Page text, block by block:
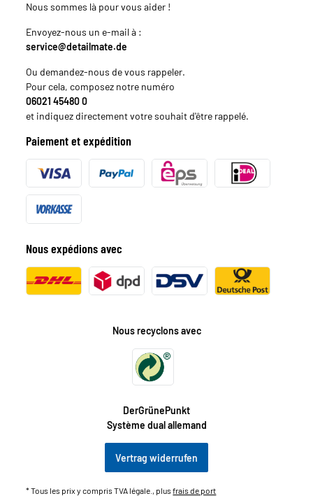
Nous sommes là pour vous aider !
Envoyez-nous un e-mail à :
service@detailmate.de
Ou demandez-nous de vous rappeler.
Pour cela, composez notre numéro
06021 45480 0
et indiquez directement votre souhait d'être rappelé.
Paiement et expédition
Nous expédions avec
Nous recyclons avec
DerGrünePunkt
Système dual allemand
Vertrag widerrufen
* Tous les prix y compris TVA légale., plusfrais de port